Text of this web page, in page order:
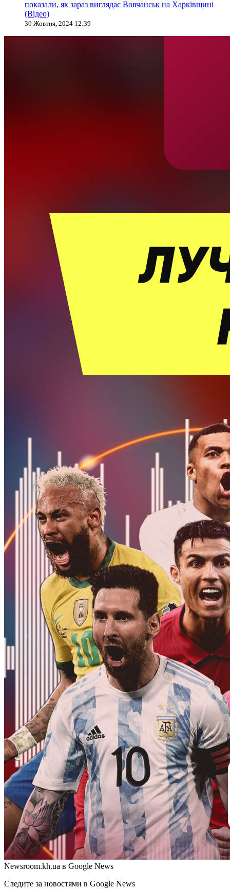
показали, як зараз виглядає Вовчанськ на Харківщині
(Відео)
30 Жовтня, 2024 12:39
Newsroom.kh.ua в Google News
Следите за новостями в Google News